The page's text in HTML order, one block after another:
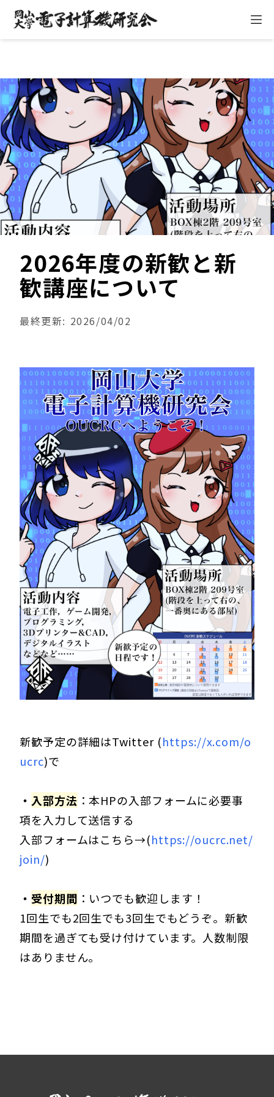
ハ
2026年度の新歓と新
歓講座について
最終更新: 2026/04/02
新歓予定の詳細はTwitter (https://x.com/o
ucrc)で
・ 入部方法 ：本HPの入部フォームに必要事
項を入力して送信する
入部フォームはこちら→(https://oucrc.net/
join/)
・ 受付期間 ：いつでも歓迎します！
1回生でも2回生でも3回生でもどうぞ。新歓
期間を過ぎても受け付けています。人数制限
はありません。